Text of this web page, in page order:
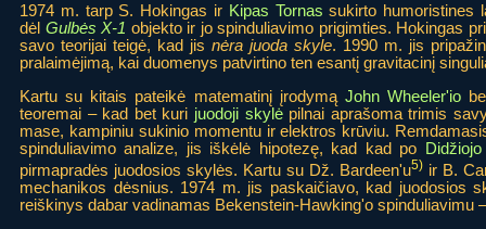
1974 m. tarp S. Hokingas ir Kipas Tornas sukirto humoristines
dėl Gulbės X-1 objekto ir jo spinduliavimo prigimties. Hokingas
savo teorijai teigė, kad jis nėra juoda skyle. 1990 m. jis
pralaimėjimą, kai duomenys patvirtino ten esantį gravitacinį
Kartu su kitais pateikė matematinį įrodymą John Wheeler'io
teoremai – kad bet kuri juodoji skylėpilnai aprašoma trimis
mase, kampiniu sukinio momentu ir elektros krūviu.
spinduliavimo analize, jis iškėlė hipotezę, kad kad po
pirmapradės juodosios skylės. Kartu su Dž. Bardeen'u5) ir B.
mechanikos dėsnius. 1974 m. jis paskaičiavo, kad juodosios
reiškinys dabar vadinamas Bekenstein-Hawking'o spinduliavimu